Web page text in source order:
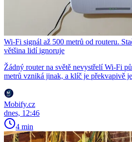
Wi-Fi signál až 500 metrů od routeru.
většina lidí ignoruje
Žádný router na světě nevystřelí Wi-Fi
metrů vzniká jinak, a klíč je překvapivě
Mobify.cz
dnes, 12:46
4 min